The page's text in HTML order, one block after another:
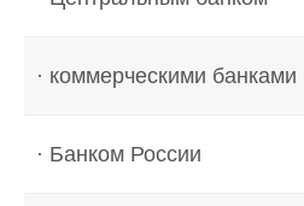
· коммерческими банками
· Банком России